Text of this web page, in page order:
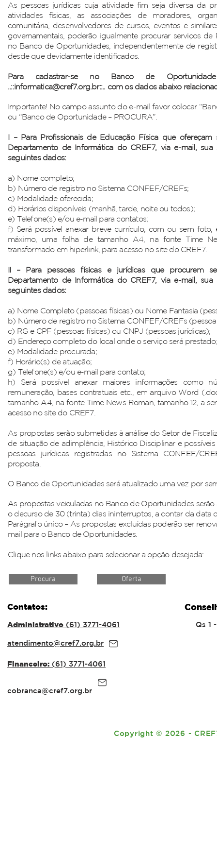
As pessoas jurídicas cuja atividade fim seja diversa da
atividades físicas, as associações de moradores,
comunitária, desenvolvedores de cursos, eventos e
governamentais, poderão igualmente procurar serviços de
no Banco de Oportunidades, independentemente de
desde que devidamente identificados.
Para cadastrar-se no Banco de
..::informatica@cref7.org.br::.. com os dados abaixo
Importante! No campo assunto do e-mail favor colocar
ou “Banco de Oportunidade – PROCURA”.
I – Para Profissionais de Educação Física que ofereçam
Departamento de Informática do CREF7, via e-mail,
seguintes dados:
a) Nome completo;
b) Número de registro no Sistema CONFEF/CREFs;
c) Modalidade oferecida;
d) Horários disponíveis (manhã, tarde, noite ou todos);
e) Telefone(s) e/ou e-mail para contatos;
f) Será possível anexar breve currículo, com ou sem
máximo, uma folha de tamanho A4, na fonte Time
transformado em hiperlink, para acesso no site do CREF7.
II – Para pessoas físicas e jurídicas que procurem
Departamento de Informática do CREF7, via e-mail,
seguintes dados:
a) Nome Completo (pessoas físicas) ou Nome Fantasia
b) Número de registro no Sistema CONFEF/CREFs
c) RG e CPF (pessoas físicas) ou CNPJ (pessoas jurídicas);
d) Endereço completo do local onde o serviço será prestado;
e) Modalidade procurada;
f) Horário(s) de atuação;
g) Telefone(s) e/ou e-mail para contato;
h) Será possível anexar maiores informações como
remuneração, bases contratuais etc., em arquivo Word
tamanho A4, na fonte Time News Roman, tamanho 12, a
acesso no site do CREF7.
As propostas serão submetidas à análise do Setor de
de situação de adimplência, Histórico Disciplinar e
pessoas jurídicas registradas no Sistema CONFEF/
proposta.
O Banco de Oportunidades será atualizado uma vez por
As propostas veiculadas no Banco de Oportunidades
o decurso de 30 (trinta) dias ininterruptos, a contar da data
Parágrafo único – As propostas excluídas poderão ser
mail para o Banco de Oportunidades.
Clique nos links abaixo para selecionar a opção desejada:
Procura Oferta
Contatos:
Administrativo (61) 3771-4061
atendimento@cref7.org.br
Financeiro: (61) 3771-4061
cobranca@cref7.org.br
Qs 1
Copyright© 2026 -